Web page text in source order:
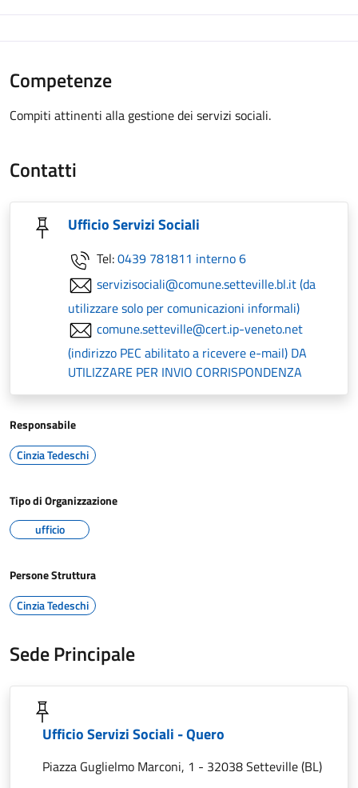
Competenze
Compiti attinenti alla gestione dei servizi sociali.
Contatti
Ufficio Servizi Sociali
Tel:0439 781811 interno 6
servizisociali@comune.setteville.bl.it (da
utilizzare solo per comunicazioni informali)
comune.setteville@cert.ip-veneto.net
(indirizzo PEC abilitato a ricevere e-mail) DA
UTILIZZARE PER INVIO CORRISPONDENZA
Responsabile
Cinzia Tedeschi
Tipo di Organizzazione
ufficio
Persone Struttura
Cinzia Tedeschi
Sede Principale
Ufficio Servizi Sociali - Quero
Piazza Guglielmo Marconi, 1 - 32038 Setteville (BL)